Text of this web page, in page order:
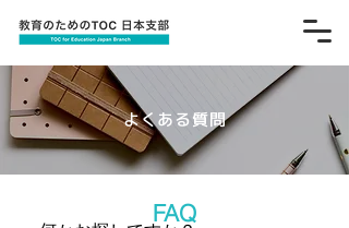
よくある質問
FAQ